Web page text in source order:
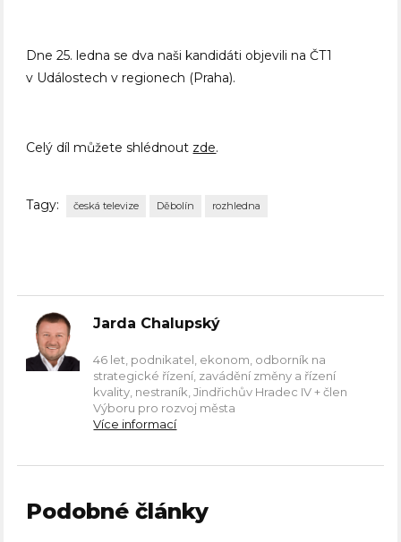
Dne 25. ledna se dva naši kandidáti objevili na ČT1
v Událostech v regionech (Praha).
Celý díl můžete shlédnout zde.
Tagy: česká televize Děbolín rozhledna
Jarda Chalupský
46 let, podnikatel, ekonom, odborník na
strategické řízení, zavádění změny a řízení
kvality, nestraník, Jindřichův Hradec IV + člen
Výboru pro rozvoj města
Více informací
Podobné články